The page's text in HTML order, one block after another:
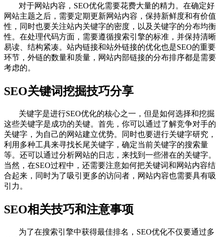
对于网站内容，SEO优化需要花费大量的精力。在确定好
网站主题之后，需要定期更新网站内容，保持新鲜度和有价值
性，同时也要关注站内关键字的密度，以及关键字的分布均衡
性。在处理代码方面，需要遵循搜索引擎的标准，并保持清晰
易读、结构紧凑。站内链接和站外链接的优化也是SEO的重要
环节，外链的数量和质量，网站内部链接的分布排序都是需要
考虑的。
SEO关键词挖掘技巧分享
关键字是进行SEO优化的核心之一，但是如何选择和挖掘
这些关键字是成功的关键。首先，你可以通过了解竞争对手的
关键字，为自己的网站建立优势。同时也要进行关键字研究，
利用多种工具来寻找长尾关键字，确定当前关键字的搜索量
等。还可以通过分析网站的日志，来找到一些潜在的关键字。
当然，在SEO过程中，还需要注意如何把关键词和网站内容结
合起来，同时为了吸引更多的访问者，网站内容也需要具有吸
引力。
SEO相关技巧和注意事项
为了在搜索引擎中获得最佳排名，SEO优化不仅要通过多